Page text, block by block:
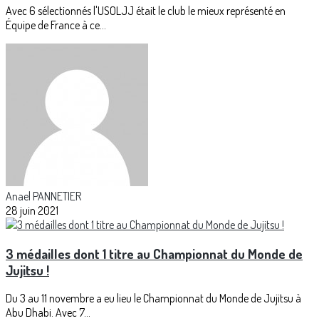
Avec 6 sélectionnés l'USOLJJ était le club le mieux représenté en
Équipe de France à ce...
Anael PANNETIER
28 juin 2021
3 médailles dont 1 titre au Championnat du Monde de
Jujitsu !
Du 3 au 11 novembre a eu lieu le Championnat du Monde de Jujitsu à
Abu Dhabi. Avec 7...